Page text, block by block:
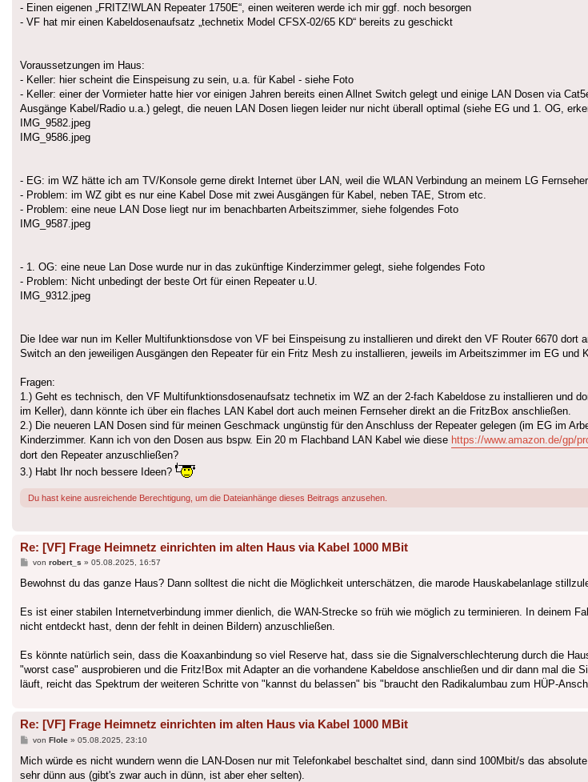
- Einen eigenen „FRITZ!WLAN Repeater 1750E“, einen weiteren werde ich mir ggf. noch besorgen
- VF hat mir einen Kabeldosenaufsatz „technetix Model CFSX-02/65 KD“ bereits zu geschickt
Voraussetzungen im Haus:
- Keller: hier scheint die Einspeisung zu sein, u.a. für Kabel - siehe Foto
- Keller: einer der Vormieter hatte hier vor einigen Jahren bereits einen Allnet Switch gelegt und einige LAN Dosen via
Ausgänge Kabel/Radio u.a.) gelegt, die neuen LAN Dosen liegen leider nur nicht überall optimal (siehe EG und 1. OG,
IMG_9582.jpeg
IMG_9586.jpeg
- EG: im WZ hätte ich am TV/Konsole gerne direkt Internet über LAN, weil die WLAN Verbindung an meinem LG
- Problem: im WZ gibt es nur eine Kabel Dose mit zwei Ausgängen für Kabel, neben TAE, Strom etc.
- Problem: eine neue LAN Dose liegt nur im benachbarten Arbeitszimmer, siehe folgendes Foto
IMG_9587.jpeg
- 1. OG: eine neue Lan Dose wurde nur in das zukünftige Kinderzimmer gelegt, siehe folgendes Foto
- Problem: Nicht unbedingt der beste Ort für einen Repeater u.U.
IMG_9312.jpeg
Die Idee war nun im Keller Multifunktionsdose von VF bei Einspeisung zu installieren und direkt den VF Router 6670 dort
Switch an den jeweiligen Ausgängen den Repeater für ein Fritz Mesh zu installieren, jeweils im Arbeitszimmer im EG und
Fragen:
1.) Geht es technisch, den VF Multifunktionsdosenaufsatz technetix im WZ an der 2-fach Kabeldose zu installieren und
im Keller), dann könnte ich über ein flaches LAN Kabel dort auch meinen Fernseher direkt an die FritzBox anschließen.
2.) Die neueren LAN Dosen sind für meinen Geschmack ungünstig für den Anschluss der Repeater gelegen (im EG im
Kinderzimmer. Kann ich von den Dosen aus bspw. Ein 20 m Flachband LAN Kabel wie diese https://www.amazon.de/gp/
dort den Repeater anzuschließen?
3.) Habt Ihr noch bessere Ideen?
Du hast keine ausreichende Berechtigung, um die Dateianhänge dieses Beitrags anzusehen.
Re: [VF] Frage Heimnetz einrichten im alten Haus via Kabel 1000 MBit
Beitrag
von robert_s » 05.08.2025, 16:57
Bewohnst du das ganze Haus? Dann solltest die nicht die Möglichkeit unterschätzen, die marode Hauskabelanlage
Es ist einer stabilen Internetverbindung immer dienlich, die WAN-Strecke so früh wie möglich zu terminieren. In deinem
nicht entdeckt hast, denn der fehlt in deinen Bildern) anzuschließen.
Es könnte natürlich sein, dass die Koaxanbindung so viel Reserve hat, dass sie die Signalverschlechterung durch die
"worst case" ausprobieren und die Fritz!Box mit Adapter an die vorhandene Kabeldose anschließen und dir dann mal die
läuft, reicht das Spektrum der weiteren Schritte von "kannst du belassen" bis "braucht den Radikalumbau zum HÜP-
Re: [VF] Frage Heimnetz einrichten im alten Haus via Kabel 1000 MBit
Beitrag
von Flole» 05.08.2025, 23:10
Mich würde es nicht wundern wenn die LAN-Dosen nur mit Telefonkabel beschaltet sind, dann sind 100Mbit/s das
sehr dünn aus (gibt's zwar auch in dünn, ist aber eher selten).